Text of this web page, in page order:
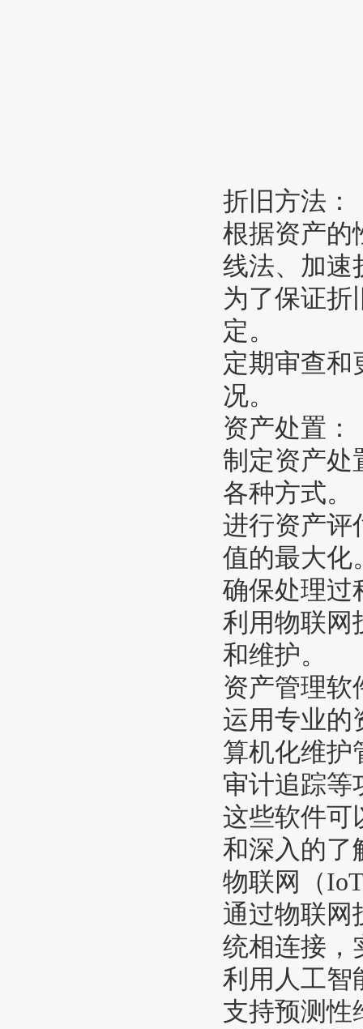
折旧方法：
根据资产的
线法、加速
为了保证折
定。
定期审查和
况。
资产处置：
制定资产处
各种方式。
进行资产评
值的最大化
确保处理过
利用物联网
和维护。
资产管理软
运用专业的
算机化维护
审计追踪等
这些软件可
和深入的了
物联网（
通过物联网
统相连接，
利用人工智
支持预测性